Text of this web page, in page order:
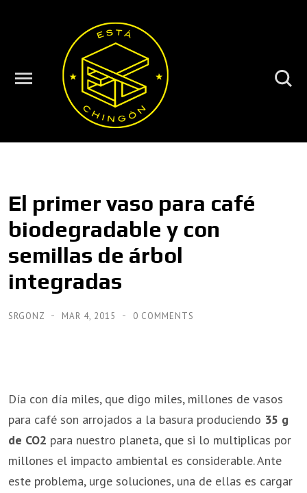
El primer vaso para café
biodegradable y con
semillas de árbol
integradas
SRGONZ MAR 4, 2015 0 COMMENTS
Día con día miles, que digo miles, millones de vasos
para café son arrojados a la basura produciendo 35 g
de CO2 para nuestro planeta, que si lo multiplicas por
millones el impacto ambiental es considerable. Ante
este problema, urge soluciones, una de ellas es cargar